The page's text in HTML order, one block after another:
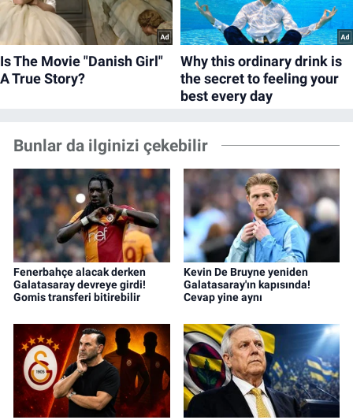
Bunlar da ilginizi çekebilir
Fenerbahçe alacak derken
Galatasaray devreye girdi!
Gomis transferi bitirebilir
Kevin De Bruyne yeniden
Galatasaray'ın kapısında!
Cevap yine aynı